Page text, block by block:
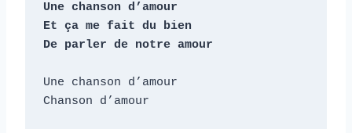
Une chanson d’amour
Et ça me fait du bien
De parler de notre amour
Une chanson d’amour
Chanson d’amour